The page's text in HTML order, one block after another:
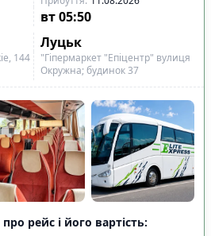
вт 05:50
Луцьк
144
"Гіпермаркет "Епіцентр" вулиця
Окружна; будинок 37
рейс і його вартість: